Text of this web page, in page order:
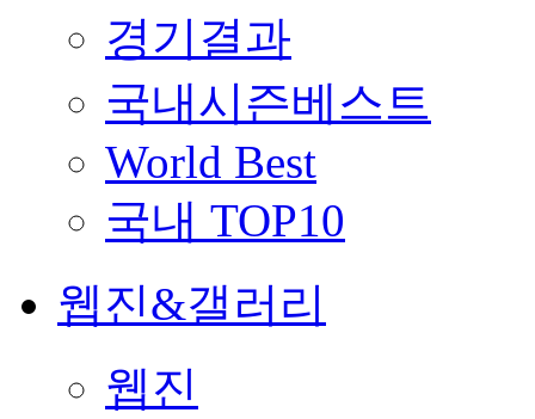
경기결과
국내시즌베스트
World Best
국내 TOP10
웹진&갤러리
웹진